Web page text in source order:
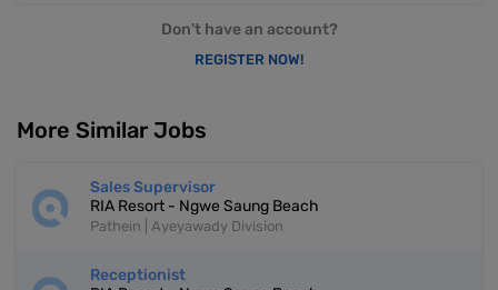
Don't have an account?
REGISTER NOW!
More Similar Jobs
Sales Supervisor
RIA Resort - Ngwe Saung Beach
Pathein | Ayeyawady Division
Receptionist